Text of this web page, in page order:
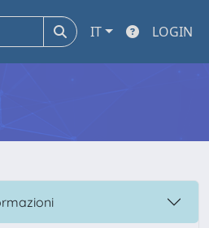
IT LOGIN